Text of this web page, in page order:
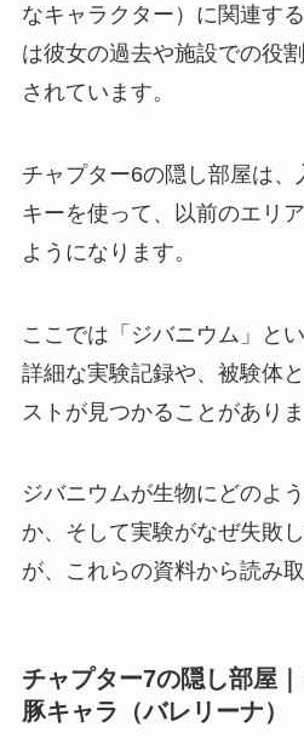
なキャラクター）に関連す
は彼女の過去や施設での役
されています。
チャプター6の隠し部屋は、
キーを使って、以前のエリ
ようになります。
ここでは「ジバニウム」と
詳細な実験記録や、被験体
ストが見つかることがありま
ジバニウムが生物にどのよ
か、そして実験がなぜ失敗
が、これらの資料から読み取
チャプター7の隠し部屋
豚キャラ（バレリーナ）